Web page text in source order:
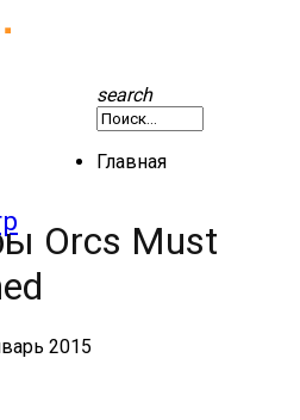
search
Главная
Orcs Must
2015